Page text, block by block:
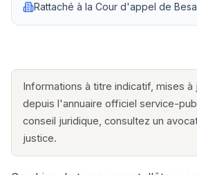
Rattaché à la Cour d'appel de
Informations à titre indicatif, mises à
depuis l'annuaire officiel service-
conseil juridique, consultez un
justice.